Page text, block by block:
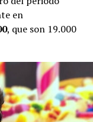
en
, que son 19.000